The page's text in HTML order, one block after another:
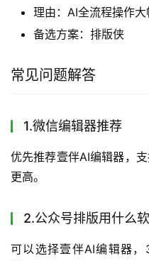
理由：AI全流程操作
备选方案：排版侠
常见问题解答
1.微信编辑器推荐
优先推荐壹伴AI编辑器，
更高。
2.公众号排版用什么
可以选择壹伴AI编辑器